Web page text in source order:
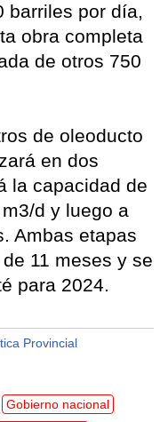
barriles por día,
obra completa
de otros 750
de oleoducto
en dos
la capacidad de
d y luego a
Ambas etapas
11 meses y se
para 2024.
Provincial
Gobierno nacional